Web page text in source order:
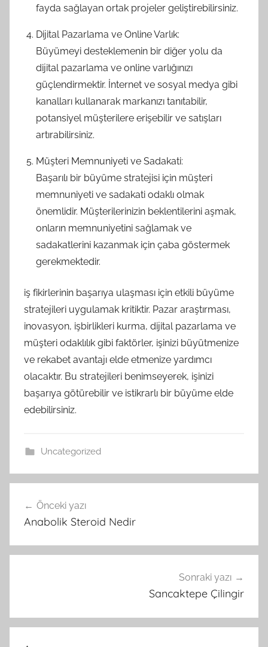
fayda sağlayan ortak projeler geliştirebilirsiniz.
Dijital Pazarlama ve Online Varlık:
Büyümeyi desteklemenin bir diğer yolu da
dijital pazarlama ve online varlığınızı
güçlendirmektir. İnternet ve sosyal medya gibi
kanalları kullanarak markanızı tanıtabilir,
potansiyel müşterilere erişebilir ve satışları
artırabilirsiniz.
Müşteri Memnuniyeti ve Sadakati:
Başarılı bir büyüme stratejisi için müşteri
memnuniyeti ve sadakati odaklı olmak
önemlidir. Müşterilerinizin beklentilerini aşmak,
onların memnuniyetini sağlamak ve
sadakatlerini kazanmak için çaba göstermek
gerekmektedir.
iş fikirlerinin başarıya ulaşması için etkili büyüme
stratejileri uygulamak kritiktir. Pazar araştırması,
inovasyon, işbirlikleri kurma, dijital pazarlama ve
müşteri odaklılık gibi faktörler, işinizi büyütmenize
ve rekabet avantajı elde etmenize yardımcı
olacaktır. Bu stratejileri benimseyerek, işinizi
başarıya götürebilir ve istikrarlı bir büyüme elde
edebilirsiniz.
Uncategorized
gezinmesi
Önceki yazı
Anabolik Steroid Nedir
Sonraki yazı
Sancaktepe Çilingir